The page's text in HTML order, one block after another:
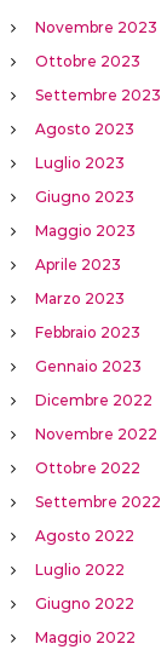
Novembre 2023
Ottobre 2023
Settembre 2023
Agosto 2023
Luglio 2023
Giugno 2023
Maggio 2023
Aprile 2023
Marzo 2023
Febbraio 2023
Gennaio 2023
Dicembre 2022
Novembre 2022
Ottobre 2022
Settembre 2022
Agosto 2022
Luglio 2022
Giugno 2022
Maggio 2022